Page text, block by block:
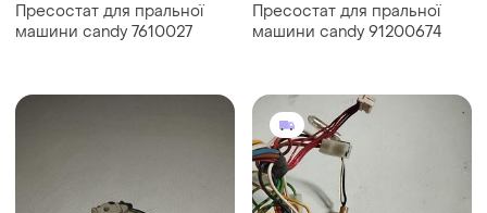
Пресостат для пральної
машини candy 7610027
Пресостат для пральної
машини candy 91200674